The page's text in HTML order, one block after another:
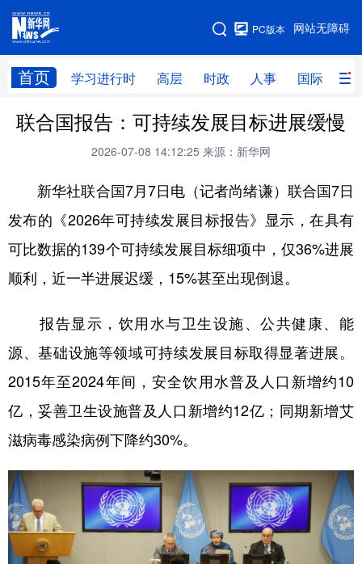
网站无障碍
PC版本
首页 学习进行时 高层 时政 人事 国际 财
网站地图
学习进行时 高层 时政 人事
财经 网评
台湾 思客智库 全球连线 教育
科技 科创 量子 体育
文化 书画 健康 军事
法律 中央文件 金融 汽车
食品 人居 信息化 数字经济
学术中国 乡村振兴 银龄 溯源中国
一带一路 亚太网 上市公司
文化产业
联合国报告：可持续发展目标进展缓慢
2026-07-08 14:12:25 来源：新华网
新华社联合国7月7日电（记者尚绪谦）联合国7日
发布的《2026年可持续发展目标报告》显示，在具有
可比数据的139个可持续发展目标细项中，仅36%进展
顺利，近一半进展迟缓，15%甚至出现倒退。
报告显示，饮用水与卫生设施、公共健康、能
源、基础设施等领域可持续发展目标取得显著进展。
2015年至2024年间，安全饮用水普及人口新增约10
亿，妥善卫生设施普及人口新增约12亿；同期新增艾
滋病毒感染病例下降约30%。